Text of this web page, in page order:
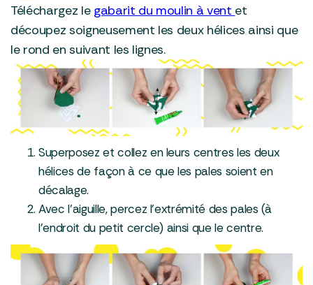
Téléchargez le gabarit du moulin à vent et
découpez soigneusement les deux hélices ainsi que
le rond en suivant les lignes.
Superposez et collez en leurs centres les deux
hélices de façon à ce que les pales soient en
décalage.
Avec l’aiguille, percez l’extrémité des pales (à
l’endroit du petit cercle) ainsi que le centre.